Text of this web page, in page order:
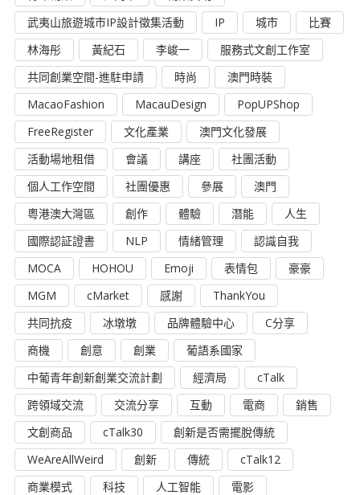
武夷山旅遊城市IP設計徵集活動
IP 城市
比賽
林海彤
黃紀石 李峻一
服務式文創工作室
共同創業空間-進駐申請
時尚
澳門時裝
MacaoFashion
MacauDesign
PopUPShop
FreeRegister
文化產業
澳門文化發展
活動場地租借
會議 講座
社團活動
個人工作空間
社團優惠 參展
澳門
粵港澳大灣區
創作 體驗 潛能
人生
國際認証證書
NLP 情緒管理
認識自我
MOCA
HOHOU Emoji 表情包
豪豪
MGM
cMarket 感謝
ThankYou
共同抗疫
冰墩墩 品牌體驗中心
C分享
商機
創意 創業
葡語系國家
中葡青年創新創業交流計劃
經濟局
cTalk
跨領域交流
交流分享 互動 電商
銷售
文創商品
cTalk30
創新是否需擺脫傳統
WeAreAllWeird
創新 傳統
cTalk12
商業模式
科技 人工智能
電影